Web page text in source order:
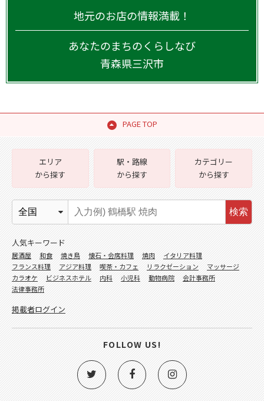
地元のお店の情報満載！
あなたのまちのくらしなび
青森県三沢市
PAGE TOP
エリア
から探す
駅・路線
から探す
カテゴリー
から探す
検索
人気キーワード
居酒屋 和食 焼き鳥 懐石・会席料理 焼肉
イタリア料理
フランス料理
アジア料理 喫茶・カフェ リラクゼーション
マッサージ
カラオケ
ビジネスホテル 内科 小児科 動物病院
会計事務所
法律事務所
掲載者ログイン
FOLLOW US!